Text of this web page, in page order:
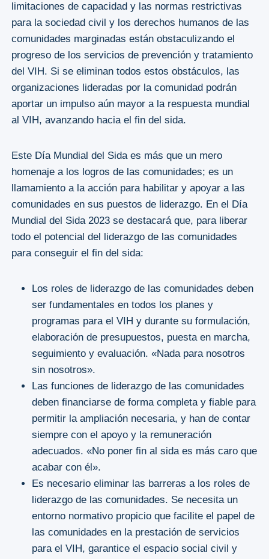
limitaciones de capacidad y las normas restrictivas
para la sociedad civil y los derechos humanos de las
comunidades marginadas están obstaculizando el
progreso de los servicios de prevención y tratamiento
del VIH. Si se eliminan todos estos obstáculos, las
organizaciones lideradas por la comunidad podrán
aportar un impulso aún mayor a la respuesta mundial
al VIH, avanzando hacia el fin del sida.
Este Día Mundial del Sida es más que un mero
homenaje a los logros de las comunidades; es un
llamamiento a la acción para habilitar y apoyar a las
comunidades en sus puestos de liderazgo. En el Día
Mundial del Sida 2023 se destacará que, para liberar
todo el potencial del liderazgo de las comunidades
para conseguir el fin del sida:
Los roles de liderazgo de las comunidades deben
ser fundamentales en todos los planes y
programas para el VIH y durante su formulación,
elaboración de presupuestos, puesta en marcha,
seguimiento y evaluación. «Nada para nosotros
sin nosotros».
Las funciones de liderazgo de las comunidades
deben financiarse de forma completa y fiable para
permitir la ampliación necesaria, y han de contar
siempre con el apoyo y la remuneración
adecuados. «No poner fin al sida es más caro que
acabar con él».
Es necesario eliminar las barreras a los roles de
liderazgo de las comunidades. Se necesita un
entorno normativo propicio que facilite el papel de
las comunidades en la prestación de servicios
para el VIH, garantice el espacio social civil y